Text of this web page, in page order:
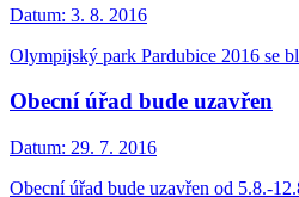
Datum: 3. 8. 2016
Olympijský park Pardubice 2016 se
Obecní úřad bude uzavřen
Datum: 29. 7. 2016
Obecní úřad bude uzavřen od 5.8.-